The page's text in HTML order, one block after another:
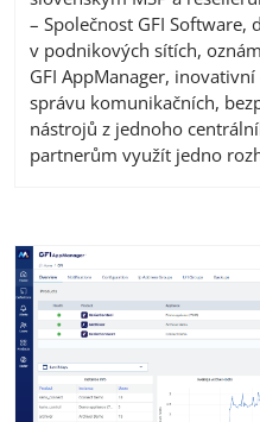
– Společnost GFI Software,
v podnikových sítích,
GFI AppManager,
správu komunikačních,
nástrojů z jednoho
partnerům využít jedno